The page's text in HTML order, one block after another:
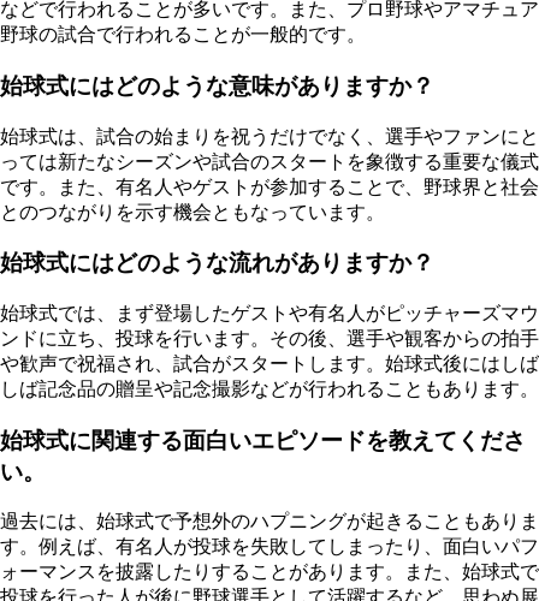
などで行われることが多いです。また、プロ野球やアマチュア
野球の試合で行われることが一般的です。
始球式にはどのような意味がありますか？
始球式は、試合の始まりを祝うだけでなく、選手やファンにと
っては新たなシーズンや試合のスタートを象徴する重要な儀式
です。また、有名人やゲストが参加することで、野球界と社会
とのつながりを示す機会ともなっています。
始球式にはどのような流れがありますか？
始球式では、まず登場したゲストや有名人がピッチャーズマウ
ンドに立ち、投球を行います。その後、選手や観客からの拍手
や歓声で祝福され、試合がスタートします。始球式後にはしば
しば記念品の贈呈や記念撮影などが行われることもあります。
始球式に関連する面白いエピソードを教えてくださ
い。
過去には、始球式で予想外のハプニングが起きることもありま
す。例えば、有名人が投球を失敗してしまったり、面白いパフ
ォーマンスを披露したりすることがあります。また、始球式で